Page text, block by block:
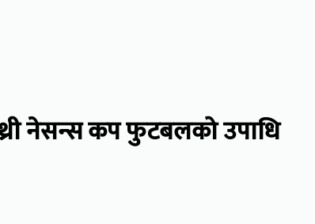
नेसन्स कप फुटबलको उपाधि